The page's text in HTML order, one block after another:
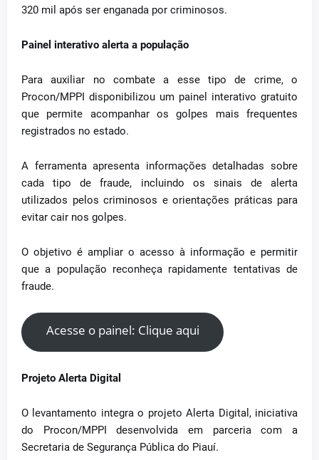
320 mil após ser enganada por criminosos.
Painel interativo alerta a população
Para auxiliar no combate a esse tipo de crime, o
Procon/MPPI disponibilizou um painel interativo gratuito
que permite acompanhar os golpes mais frequentes
registrados no estado.
A ferramenta apresenta informações detalhadas sobre
cada tipo de fraude, incluindo os sinais de alerta
utilizados pelos criminosos e orientações práticas para
evitar cair nos golpes.
O objetivo é ampliar o acesso à informação e permitir
que a população reconheça rapidamente tentativas de
fraude.
Acesse o painel: Clique aqui
Projeto Alerta Digital
O levantamento integra o projeto Alerta Digital, iniciativa
do Procon/MPPI desenvolvida em parceria com a
Secretaria de Segurança Pública do Piauí.